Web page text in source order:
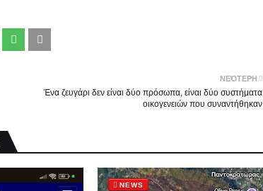
ΝΕΌΤΕΡΗ
Ένα ζευγάρι δεν είναι δύο πρόσωπα, είναι δύο συστήματα
οικογενειών που συναντήθηκαν
NEWS